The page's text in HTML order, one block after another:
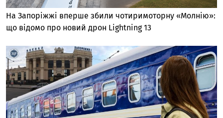
На Запоріжжі вперше збили чотиримоторну «Молнію»:
що відомо про новий дрон Lightning 13